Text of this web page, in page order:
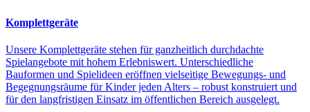
Komplettgeräte
Unsere Komplettgeräte stehen für ganzheitlich durchdachte
Spielangebote mit hohem Erlebniswert. Unterschiedliche
Bauformen und Spielideen eröffnen vielseitige Bewegungs- und
Begegnungsräume für Kinder jeden Alters – robust konstruiert und
für den langfristigen Einsatz im öffentlichen Bereich ausgelegt.